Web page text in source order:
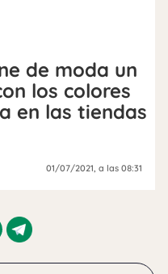
de moda un
los colores
en las tiendas
01/07/2021, a las 08:31